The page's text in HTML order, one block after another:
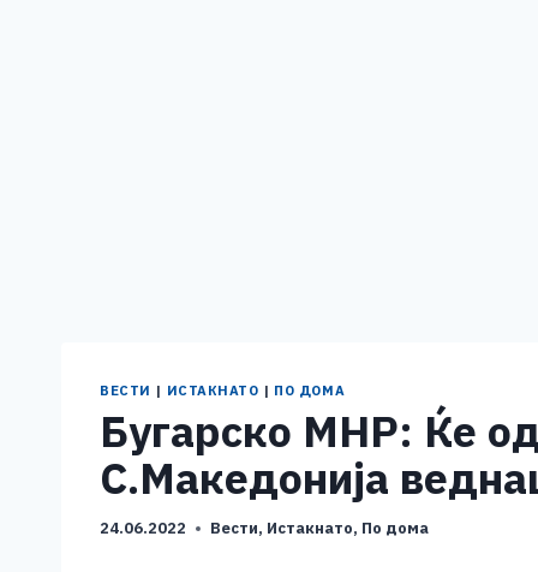
ВЕСТИ | ИСТАКНАТО | ПО ДОМА
Бугарско МНР: Ќе
С.Македонија
24.06.2022 Вести, Истакнато, По дома